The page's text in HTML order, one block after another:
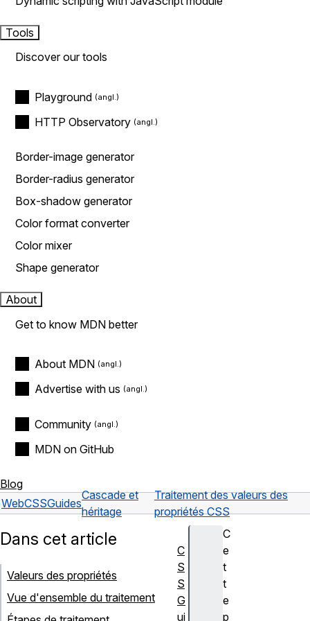
Tools
Discover our tools
Playground
HTTP Observatory
Border-image generator
Border-radius generator
Box-shadow generator
Color format converter
Color mixer
Shape generator
About
Get to know MDN better
About MDN
Advertise with us
Community
MDN on GitHub
Blog
WebCSSGuides
Cascade et
héritage
Traitement des valeurs des
propriétés CSS
C
e
t
t
e
p
Dans cet article
Valeurs des propriétés
Vue d'ensemble du traitement
C
S
S
G
ui